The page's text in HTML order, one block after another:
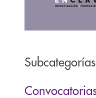
Subcategorías